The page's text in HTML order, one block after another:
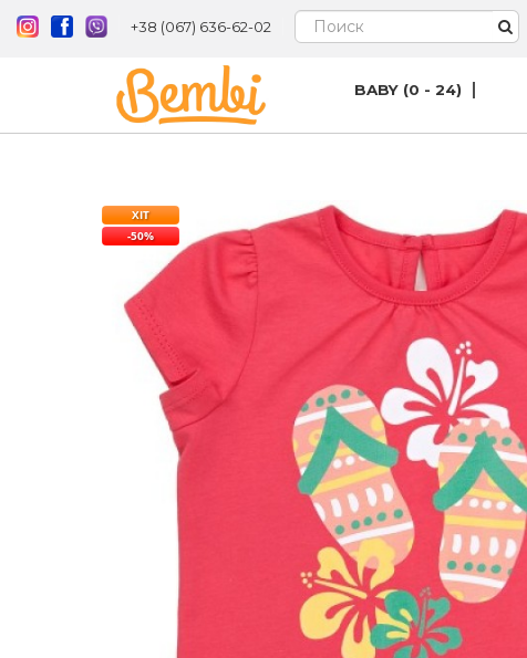
+38 (067) 636-62-02
BABY (0 - 24)
ХІТ
-50%